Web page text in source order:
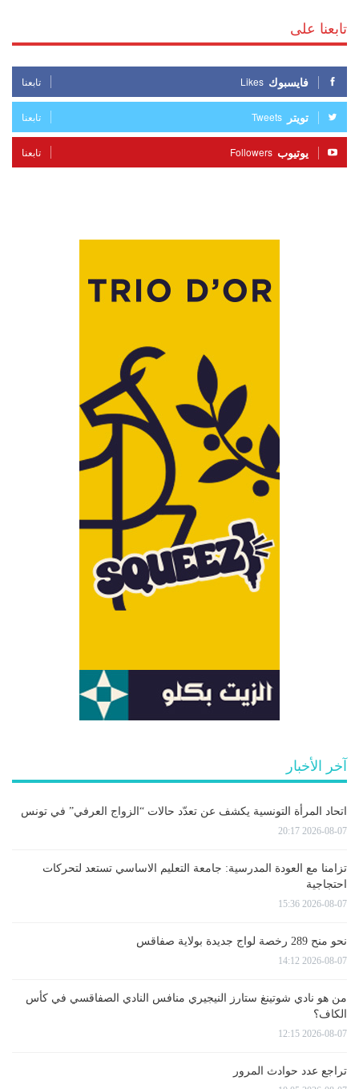
تابعنا على
فايسبوك Likes تابعنا
تويتر Tweets تابعنا
يوتيوب Followers تابعنا
آخر الأخبار
اتحاد المرأة التونسية يكشف عن تعدّد حالات “الزواج العرفي” في تونس
2026-08-07 20:17
تزامنا مع العودة المدرسية: جامعة التعليم الاساسي تستعد لتحركات
احتجاجية
2026-08-07 15:36
نحو منح 289 رخصة لواج جديدة بولاية صفاقس
2026-08-07 14:12
من هو نادي شوتينغ ستارز النيجيري منافس النادي الصفاقسي في كأس
الكاف؟
2026-08-07 12:15
تراجع عدد حوادث المرور